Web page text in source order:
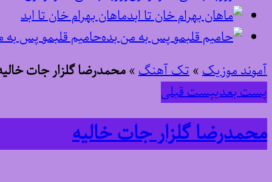
ماهان بهرام خان تا ابد
حامیم قلبمو پس به
آموند موزیک»تک آهنگ»محمدرضا گلزار جات
پست بعدیپست قبلی
محمدرضا گلزار جات خالیه